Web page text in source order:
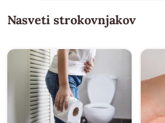
Nasveti strokovnjakov